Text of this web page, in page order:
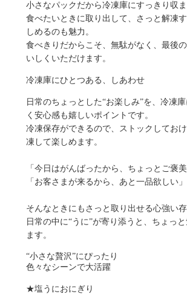
小さなパックだから冷凍庫にすっきり収ま
食べたいときに取り出して、さっと解凍
しめるのも魅力。
食べきりだからこそ、無駄がなく、最後
いしくいただけます。
冷凍庫にひとつある、しあわせ
日常のちょっとした“お楽しみ”を、冷凍
く安心感も嬉しいポイントです。
冷凍保存ができるので、ストックしてお
凍して楽しめます。
「今日はがんばったから、ちょっとご褒美
「お客さまが来るから、あと一品欲しい」
そんなときにもさっと取り出せる心強い存
日常の中に“うに”が寄り添うと、ちょっ
ます。
“小さな贅沢”にぴったり
色々なシーンで大活躍
★塩うにおにぎり